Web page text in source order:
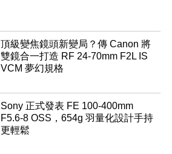
頂級變焦鏡頭新變局？傳 Canon 將
雙鏡合一打造 RF 24-70mm F2L IS
VCM 夢幻規格
Sony 正式發表 FE 100-400mm
F5.6-8 OSS，654g 羽量化設計手持
更輕鬆